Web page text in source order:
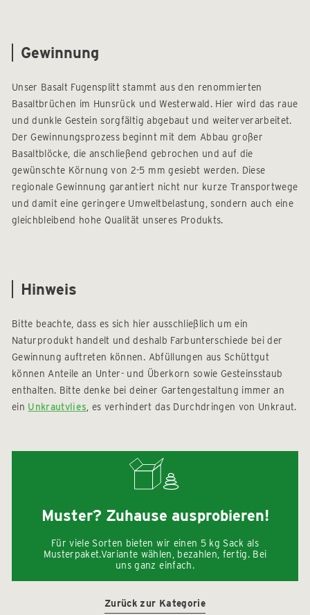
Gewinnung
Unser Basalt Fugensplitt stammt aus den renommierten
Basaltbrüchen im Hunsrück und Westerwald. Hier wird das raue
und dunkle Gestein sorgfältig abgebaut und weiterverarbeitet.
Der Gewinnungsprozess beginnt mit dem Abbau großer
Basaltblöcke, die anschließend gebrochen und auf die
gewünschte Körnung von 2-5 mm gesiebt werden. Diese
regionale Gewinnung garantiert nicht nur kurze Transportwege
und damit eine geringere Umweltbelastung, sondern auch eine
gleichbleibend hohe Qualität unseres Produkts.
Hinweis
Bitte beachte, dass es sich hier ausschließlich um ein
Naturprodukt handelt und deshalb Farbunterschiede bei der
Gewinnung auftreten können. Abfüllungen aus Schüttgut
können Anteile an Unter- und Überkorn sowie Gesteinsstaub
enthalten. Bitte denke bei deiner Gartengestaltung immer an
ein Unkrautvlies , es verhindert das Durchdringen von Unkraut.
Muster? Zuhause ausprobieren!
Für viele Sorten bieten wir einen 5 kg Sack als
Musterpaket.Variante wählen, bezahlen, fertig. Bei
uns ganz einfach.
Zurück zur Kategorie